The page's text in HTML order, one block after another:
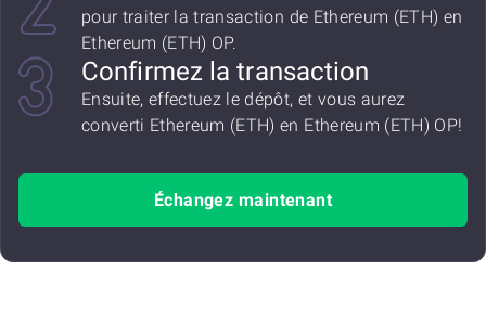
pour traiter la transaction de Ethereum (ETH) en
Ethereum (ETH) OP.
Confirmez la transaction
Ensuite, effectuez le dépôt, et vous aurez
converti Ethereum (ETH) en Ethereum (ETH) OP!
Échangez maintenant